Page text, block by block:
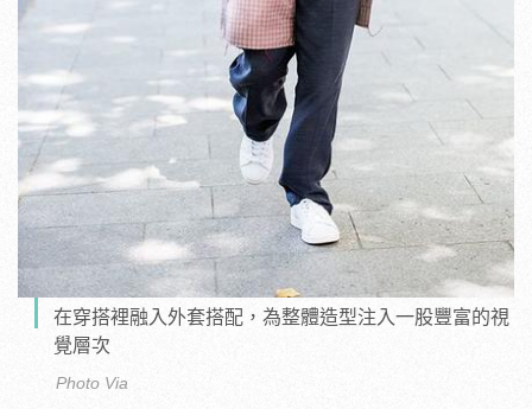
在穿搭裡融入外套搭配，為整體造型注入一股豐富的視
覺層次
Photo Via